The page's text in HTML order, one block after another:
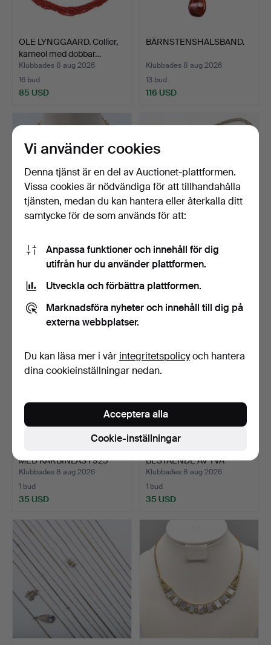
OLE LYNGGAARD. Collier,
karneol med dobbar…
Klubbades 8 aug 2026
16 bud
85 USD
BÄRNSTENSHALSBAND.
Klubbades 8 aug 2026
13 bud
116 USD
COLLIER, 18K guld med
odlade pärlor.
Klubbades 8 aug 2026
23 bud
HALSKEDJA, silver,
kungalänk/stenebylänk, …
Klubbades 8 aug 2026
14 bud
MED KARBINLÅS I 925
SILVE…
Klubbades 8 aug 2026
1 bud
35 USD
BESTÅENDE AV TVÅ
HALSBAND MED…
Klubbades 8 aug 2026
1 bud
35 USD
Vi använder cookies
Denna tjänst är en del av Auctionet-plattformen.
Vissa cookies är nödvändiga för att tillhandahålla
tjänsten, medan du kan hantera eller återkalla ditt
samtycke för de som används för att:
Anpassa funktioner och innehåll för dig
utifrån hur du använder plattformen.
Utveckla och förbättra plattformen.
Marknadsföra nyheter och innehåll till dig på
externa webbplatser.
Du kan läsa mer i vår integritetspolicyoch hantera
dina cookieinställningar nedan.
Cookie-inställningar
Acceptera alla